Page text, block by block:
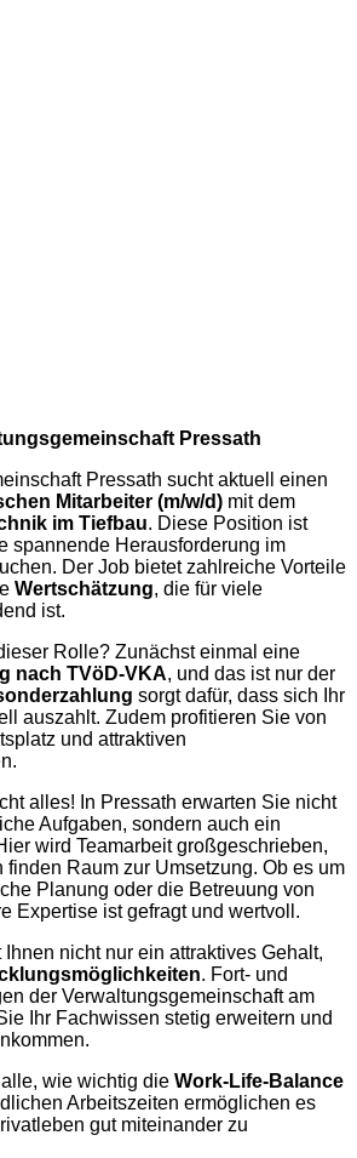
Pressath
Pressath sucht aktuell einen
Mitarbeiter (m/w/d) mit dem
im Tiefbau. Diese Position ist
spannende Herausforderung im
Der Job bietet zahlreiche Vorteile
Wertschätzung, die für viele
ist.
Rolle? Zunächst einmal eine
nach TVöD-VKA, und das ist nur der
sorgt dafür, dass sich Ihr
auszahlt. Zudem profitieren Sie von
und attraktiven
alles! In Pressath erwarten Sie nicht
Aufgaben, sondern auch ein
wird Teamarbeit großgeschrieben,
finden Raum zur Umsetzung. Ob es um
Planung oder die Betreuung von
Expertise ist gefragt und wertvoll.
nicht nur ein attraktives Gehalt,
. Fort- und
der Verwaltungsgemeinschaft am
Ihr Fachwissen stetig erweitern und
wie wichtig die Work-Life-Balance
Arbeitszeiten ermöglichen es
gut miteinander zu